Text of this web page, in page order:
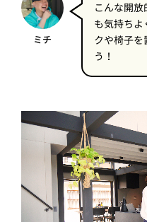
ミチ
こんな開
も気持ちよ
クや椅子
う！